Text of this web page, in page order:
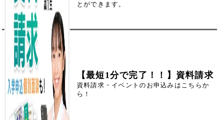
とができます。
【最短1分で完了！！】資料請求
資料請求・イベントのお申込みはこちらか
ら！